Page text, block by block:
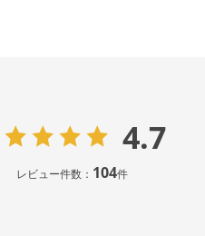
4.7
レビュー件数： 104件